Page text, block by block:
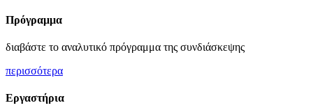
Πρόγραμμα
διαβάστε το αναλυτικό πρόγραμμα της συνδιάσκεψης
περισσότερα
Εργαστήρια